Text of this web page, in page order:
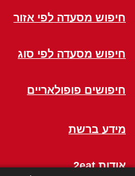
חיפוש מסעדה לפי אזור
חיפוש מסעדה לפי סוג
חיפושים פופולאריים
מידע ברשת
אודות 2eat